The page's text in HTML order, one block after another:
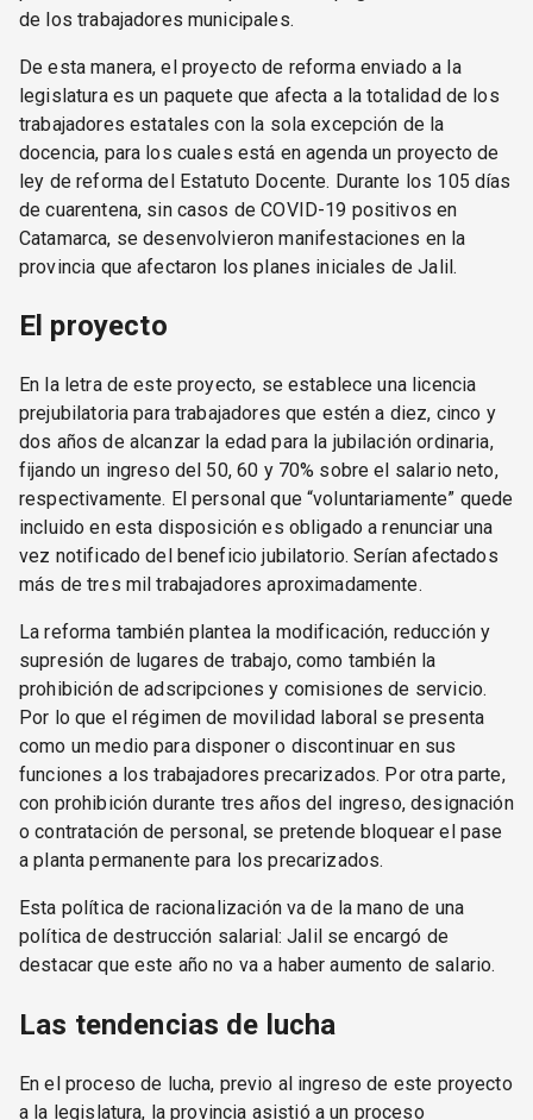
de los trabajadores municipales.
De esta manera, el proyecto de reforma enviado a la
legislatura es un paquete que afecta a la totalidad de los
trabajadores estatales con la sola excepción de la
docencia, para los cuales está en agenda un proyecto de
ley de reforma del Estatuto Docente. Durante los 105 días
de cuarentena, sin casos de COVID-19 positivos en
Catamarca, se desenvolvieron manifestaciones en la
provincia que afectaron los planes iniciales de Jalil.
El proyecto
En la letra de este proyecto, se establece una licencia
prejubilatoria para trabajadores que estén a diez, cinco y
dos años de alcanzar la edad para la jubilación ordinaria,
fijando un ingreso del 50, 60 y 70% sobre el salario neto,
respectivamente. El personal que “voluntariamente” quede
incluido en esta disposición es obligado a renunciar una
vez notificado del beneficio jubilatorio. Serían afectados
más de tres mil trabajadores aproximadamente.
La reforma también plantea la modificación, reducción y
supresión de lugares de trabajo, como también la
prohibición de adscripciones y comisiones de servicio.
Por lo que el régimen de movilidad laboral se presenta
como un medio para disponer o discontinuar en sus
funciones a los trabajadores precarizados. Por otra parte,
con prohibición durante tres años del ingreso, designación
o contratación de personal, se pretende bloquear el pase
a planta permanente para los precarizados.
Esta política de racionalización va de la mano de una
política de destrucción salarial: Jalil se encargó de
destacar que este año no va a haber aumento de salario.
Las tendencias de lucha
En el proceso de lucha, previo al ingreso de este proyecto
a la legislatura, la provincia asistió a un proceso